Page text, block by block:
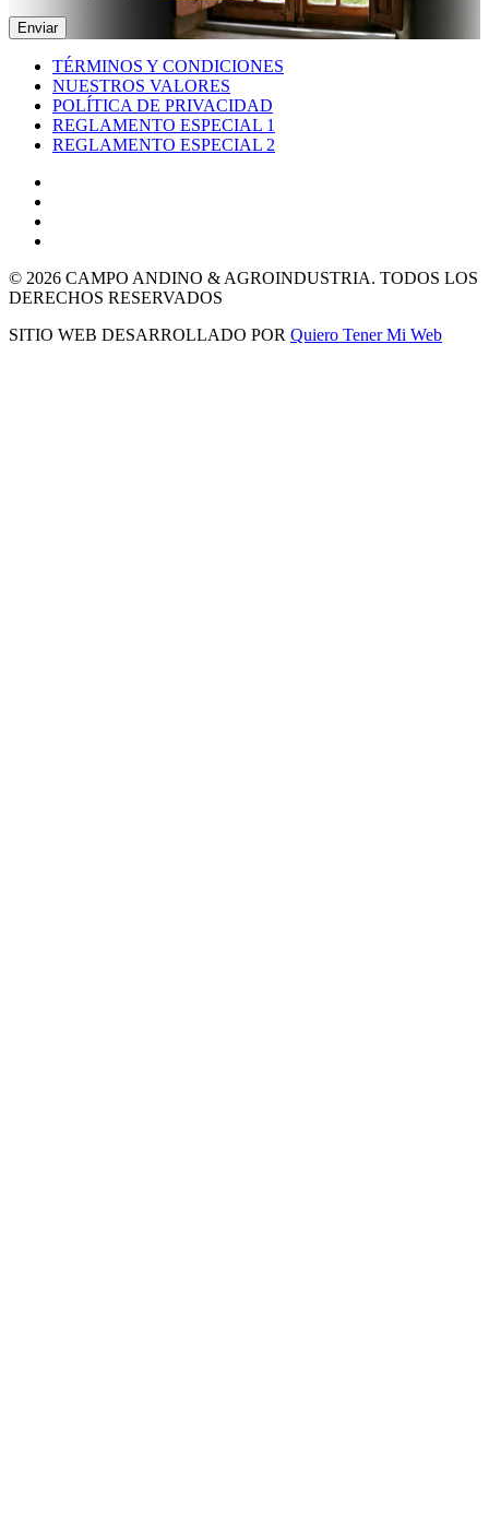
TÉRMINOS Y CONDICIONES
NUESTROS VALORES
POLÍTICA DE PRIVACIDAD
REGLAMENTO ESPECIAL 1
REGLAMENTO ESPECIAL 2
© 2026 CAMPO ANDINO & AGROINDUSTRIA. TODOS LOS
DERECHOS RESERVADOS
SITIO WEB DESARROLLADO POR Quiero Tener Mi Web